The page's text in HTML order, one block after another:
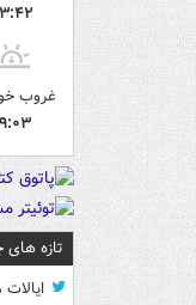
غروب
تازه های